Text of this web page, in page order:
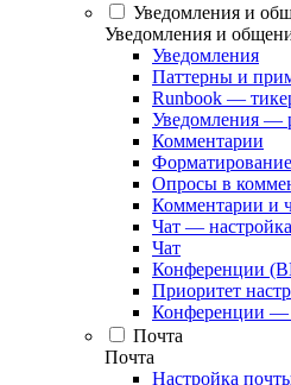
Уведомления и
Уведомления и
Уведомления
Паттерны и
Runbook —
Уведомления —
Комментарии
Форматирование
Опросы в
Комментарии и
Чат — настройка
Чат
Конференции
Приоритет
Конференции —
Почта
Почта
Настройка